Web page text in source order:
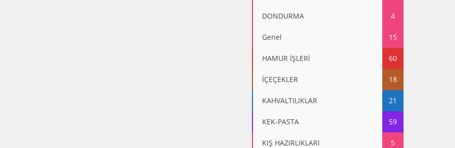
DONDURMA 4
Genel 15
HAMUR İŞLERİ 60
İÇEÇEKLER 18
KAHVALTILIKLAR 21
KEK-PASTA 59
KIŞ HAZIRLIKLARI 5